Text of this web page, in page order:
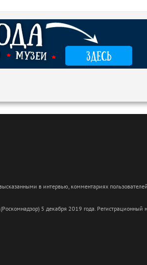
в интервью, комментариях
5 декабря 2019 года.